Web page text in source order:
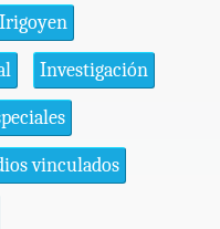
Investigación
vinculados